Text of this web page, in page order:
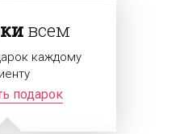
всем
каждому
подарок